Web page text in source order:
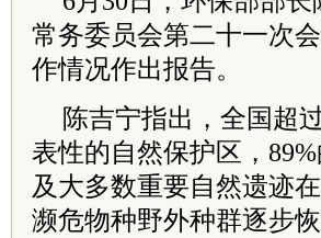
常务委员会第二十一次
作情况作出报告。
陈吉宁指出，全国超
表性的自然保护区，
及大多数重要自然遗迹
濒危物种野外种群逐步恢